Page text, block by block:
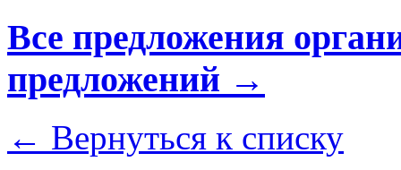
Все предложения
предложений →
← Вернуться к списку